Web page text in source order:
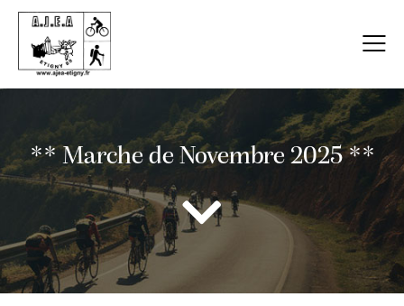
** Marche de Novembre 2025 **